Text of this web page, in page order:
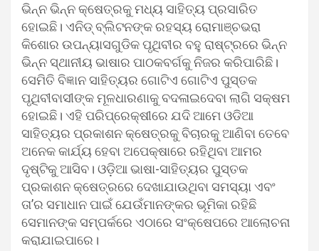
ଭିନ୍ନ ଭିନ୍ନ କ୍ଷେତ୍ରକୁ ମଧ୍ୟ ସାହିତ୍ୟ ପ୍ରସାରିତ
ହୋଇଛି। ଏନିଡ୍ ବ୍ଲିଟନଙ୍କ ରହସ୍ୟ ରୋମାଞ୍ଚଭରା
କିଶୋର ଉପନ୍ୟାସଗୁଡିକ ପୃଥିବୀର ବହୁ ରାଷ୍ଟ୍ରରେ ଭିନ୍ନ
ଭିନ୍ନ ସ୍ଥାନୀୟ ଭାଷାର ପାଠକବର୍ଗକୁ ନିଜର କରିପାରିଛି।
ସେମିତି ବିଜ୍ଞାନ ସାହିତ୍ୟର ଗୋଟିଏ ଗୋଟିଏ ପୁସ୍ତକ
ପୃଥିବୀବାସୀଙ୍କ ମୂଳଧାରଣାକୁ ବଦଳାଇଦେବା ଲାଗି ସକ୍ଷମ
ହୋଇଛି। ଏହି ପରିପ୍ରେକ୍ଷୀରେ ଯଦି ଆମେ ଓଡିଆ
ସାହିତ୍ୟର ପ୍ରକାଶନ କ୍ଷେତ୍ରକୁ ବିଚାରକୁ ଆଣିବା ତେବେ
ଅନେକ କାର୍ଯ୍ୟ ହେବା ଅପେକ୍ଷାରେ ରହିଥିବା ଆମର
ଦୃଷ୍ଟିକୁ ଆସିବ। ଓଡ଼ିଆ ଭାଷା-ସାହିତ୍ୟର ପୁସ୍ତକ
ପ୍ରକାଶନ କ୍ଷେତ୍ରରେ ଦେଖାଯାଉଥିବା ସମସ୍ୟା ଏବଂ
ତା’ର ସମାଧାନ ପାଇଁ ଯେଉଁମାନଙ୍କର ଭୂମିକା ରହିଛି
ସେମାନଙ୍କ ସମ୍ପର୍କରେ ଏଠାରେ ସଂକ୍ଷେପରେ ଆଲୋଚନା
କରାଯାଇପାରେ।